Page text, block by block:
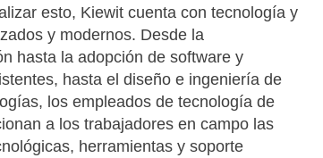
esto, Kiewit cuenta con tecnología y
y modernos. Desde la
hasta la adopción de software y
hasta el diseño e ingeniería de
los empleados de tecnología de
a los trabajadores en campo las
herramientas y soporte